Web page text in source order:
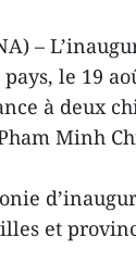
–
le 19
à deux
Minh
et